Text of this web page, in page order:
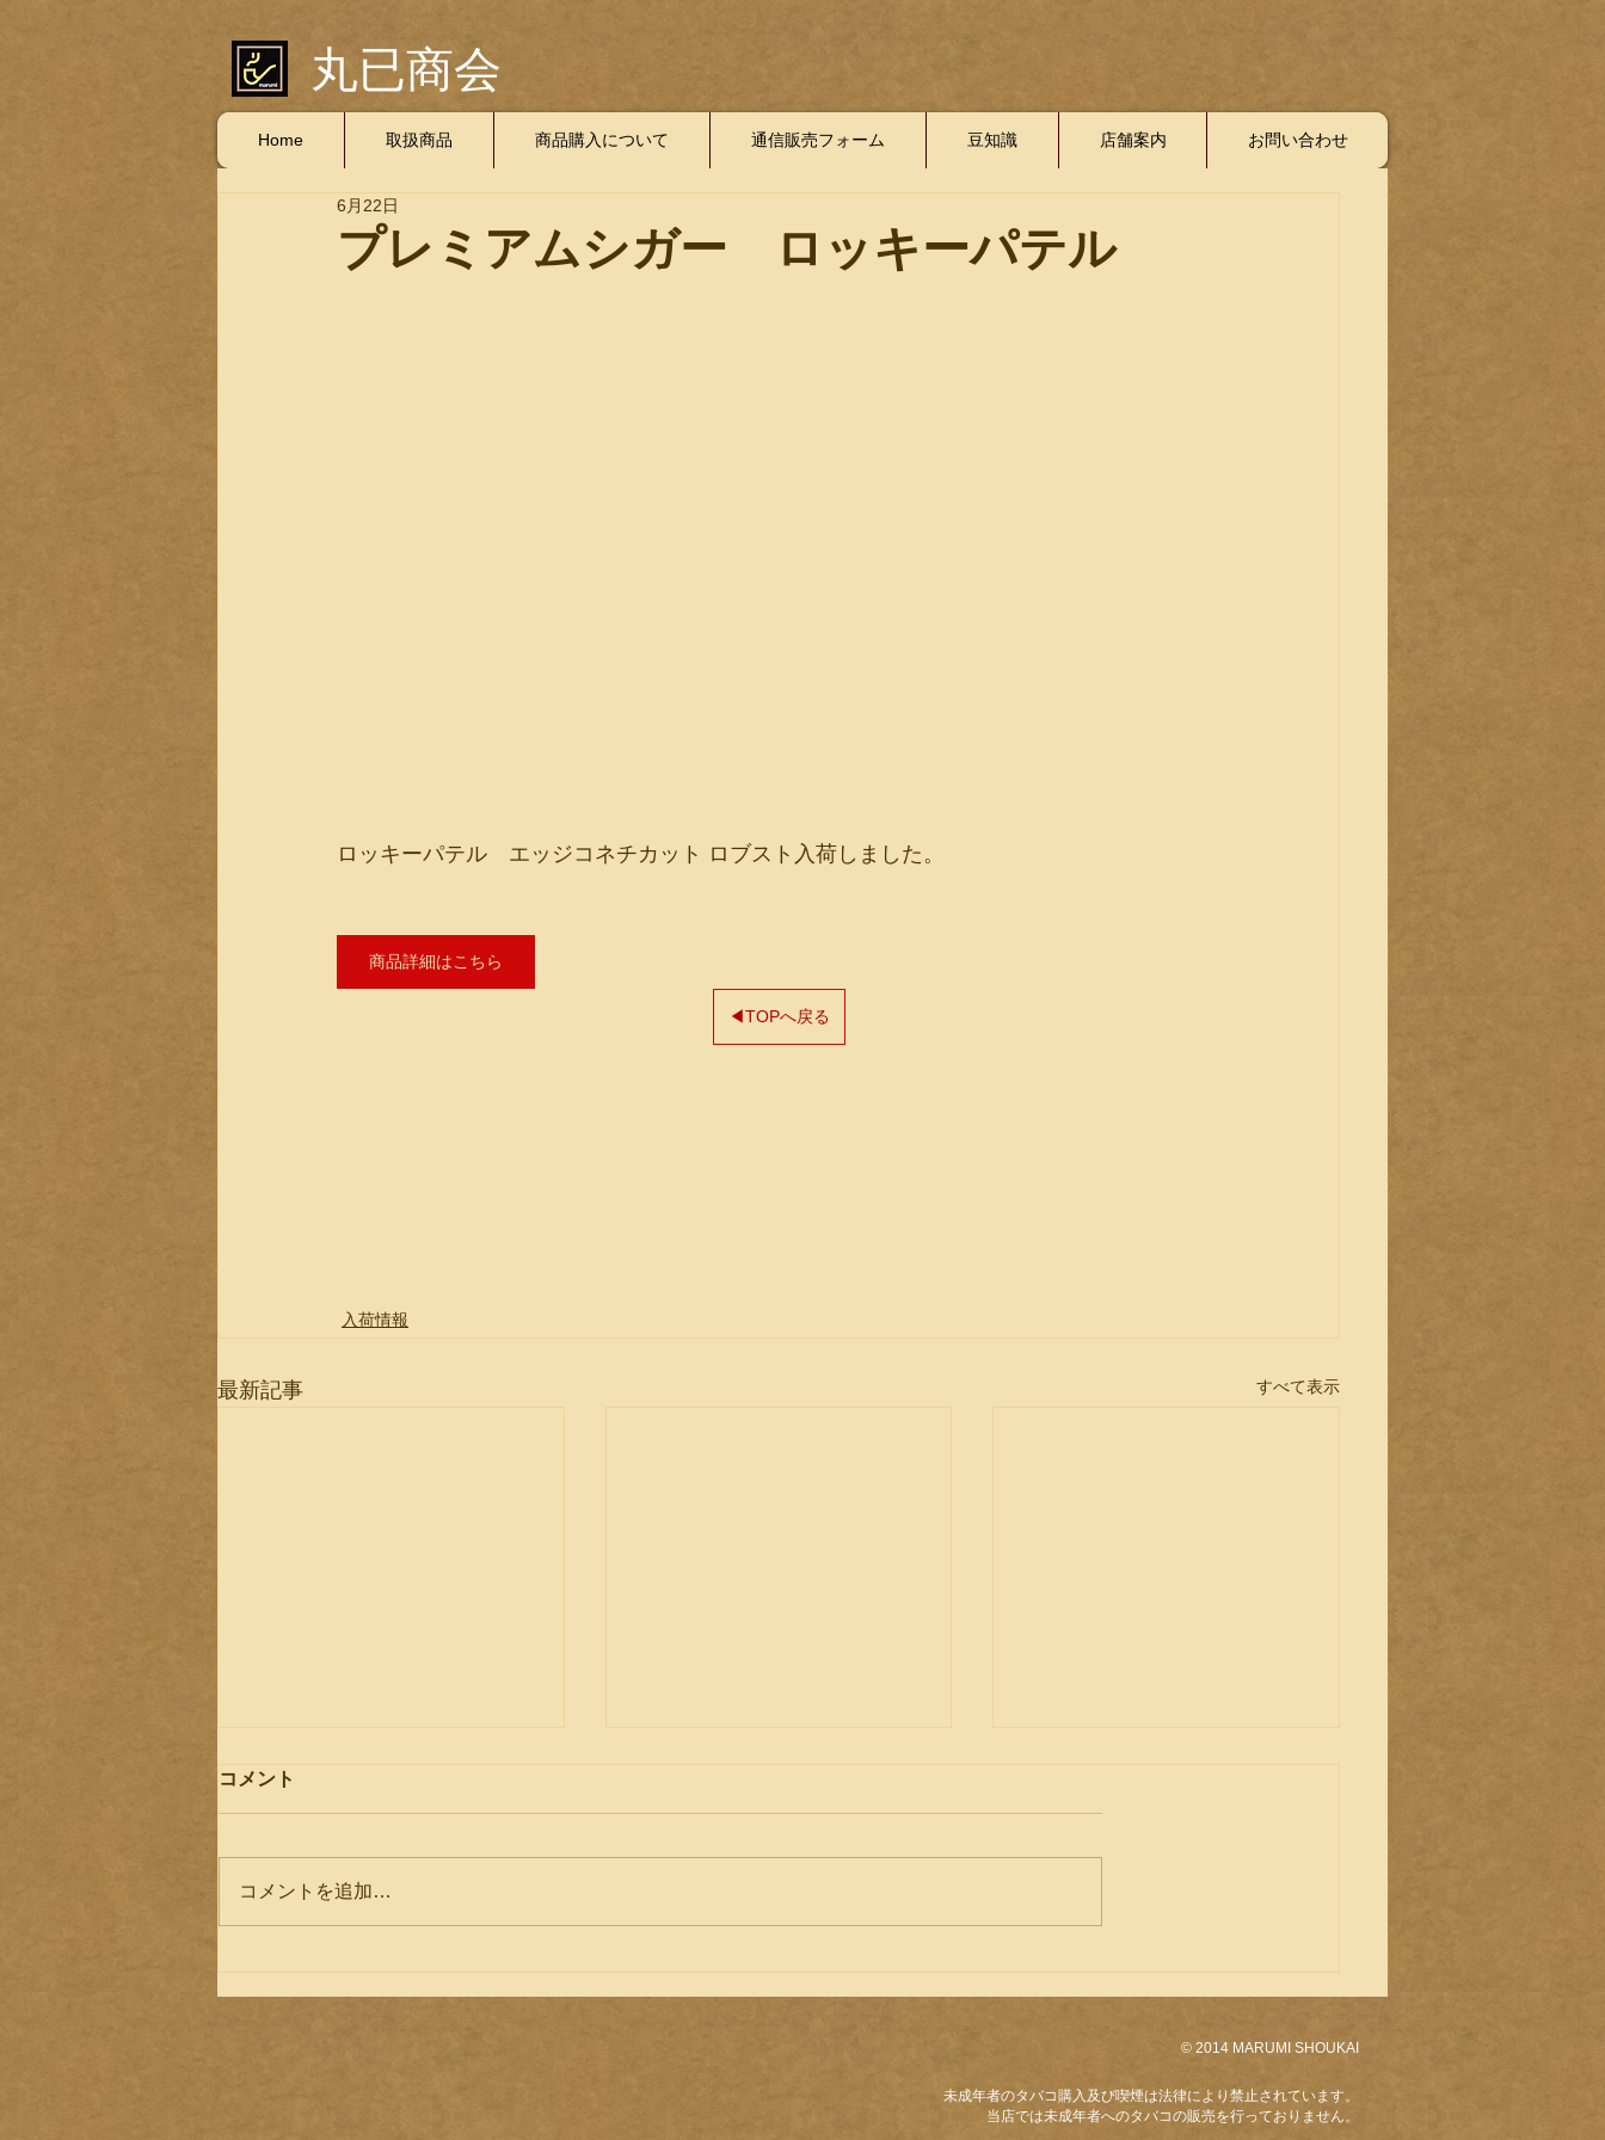
丸已商会
Home 取扱商品 商品購入について 通信販売フォーム 豆知識 店舗案内 お問い合わせ
プレミアムシガー ロッキーパテル
6月22日
ロッキーパテル　エッジコネチカット ロブスト入荷しました。
商品詳細はこちら
◀TOPへ戻る
入荷情報
最新記事 すべて表示
ーク
パルシガー
ィーダ
コメント
コメントを追加…
© 2014 MARUMI SHOUKAI
未成年者のタバコ購入及び喫煙は法律により禁止されています。
当店では未成年者へのタバコの販売を行っておりません。